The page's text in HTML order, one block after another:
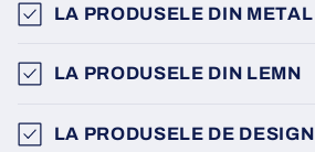
LA PRODUSELE DIN METAL
LA PRODUSELE DIN LEMN
LA PRODUSELE DE DESIGN